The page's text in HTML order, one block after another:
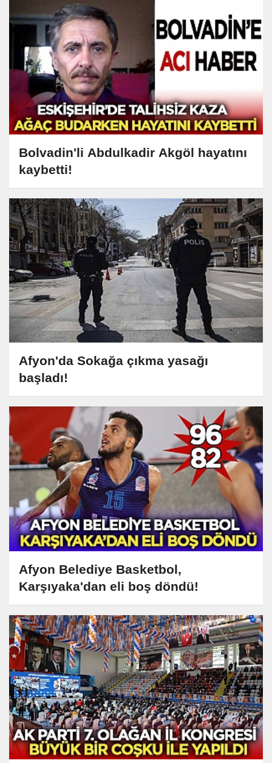
Bolvadin'li Abdulkadir Akgöl hayatını
kaybetti!
Afyon'da Sokağa çıkma yasağı
başladı!
Afyon Belediye Basketbol,
Karşıyaka'dan eli boş döndü!